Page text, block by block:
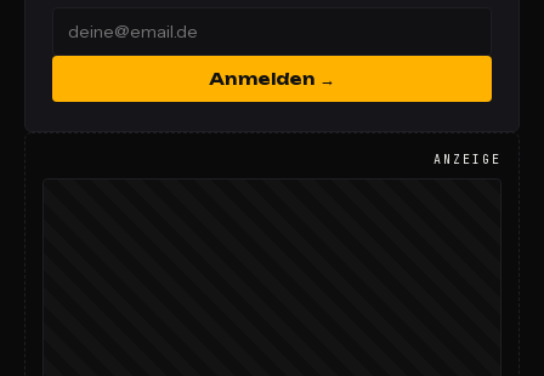
Anmelden →
ANZEIGE